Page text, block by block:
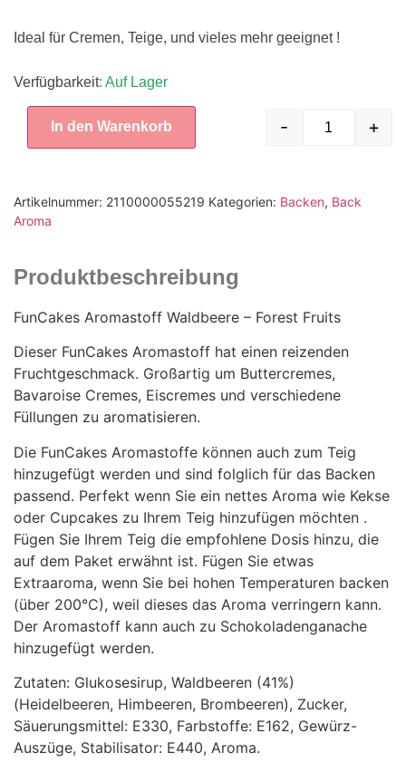
Ideal für Cremen, Teige, und vieles mehr geeignet !
Verfügbarkeit: Auf Lager
- +
In den Warenkorb
Artikelnummer: 2110000055219 Kategorien: Backen, Back
Aroma
Produktbeschreibung
FunCakes Aromastoff Waldbeere – Forest Fruits
Dieser FunCakes Aromastoff hat einen reizenden
Fruchtgeschmack. Großartig um Buttercremes,
Bavaroise Cremes, Eiscremes und verschiedene
Füllungen zu aromatisieren.
Die FunCakes Aromastoffe können auch zum Teig
hinzugefügt werden und sind folglich für das Backen
passend. Perfekt wenn Sie ein nettes Aroma wie Kekse
oder Cupcakes zu Ihrem Teig hinzufügen möchten .
Fügen Sie Ihrem Teig die empfohlene Dosis hinzu, die
auf dem Paket erwähnt ist. Fügen Sie etwas
Extraaroma, wenn Sie bei hohen Temperaturen backen
(über 200°C), weil dieses das Aroma verringern kann.
Der Aromastoff kann auch zu Schokoladenganache
hinzugefügt werden.
Zutaten: Glukosesirup, Waldbeeren (41%)
(Heidelbeeren, Himbeeren, Brombeeren), Zucker,
Säuerungsmittel: E330, Farbstoffe: E162, Gewürz-
Auszüge, Stabilisator: E440, Aroma.